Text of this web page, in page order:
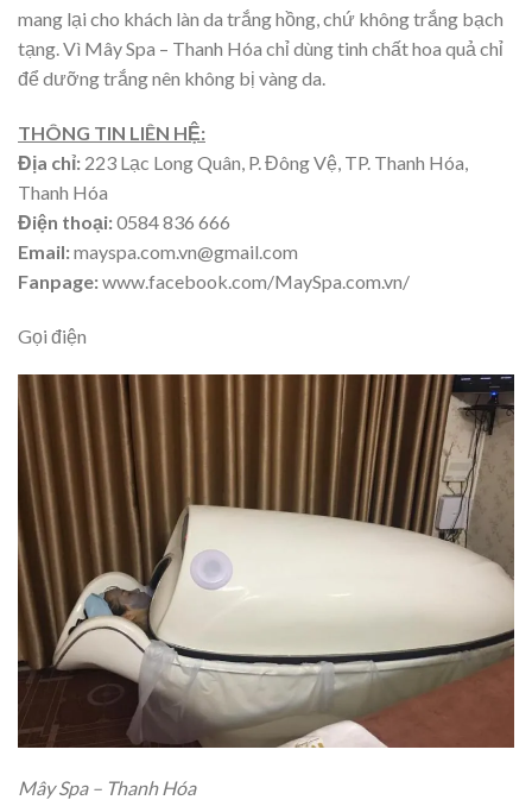
mang lại cho khách làn da trắng hồng, chứ không trắng bạch
tạng. Vì Mây Spa – Thanh Hóa chỉ dùng tinh chất hoa quả chỉ
để dưỡng trắng nên không bị vàng da.
THÔNG TIN LIÊN HỆ:
Địa chỉ: 223 Lạc Long Quân, P. Đông Vệ, TP. Thanh Hóa,
Thanh Hóa
Điện thoại:0584 836 666
Email:mayspa.com.vn@gmail.com
Fanpage:www.facebook.com/MaySpa.com.vn/
Gọi điện
Mây Spa – Thanh Hóa